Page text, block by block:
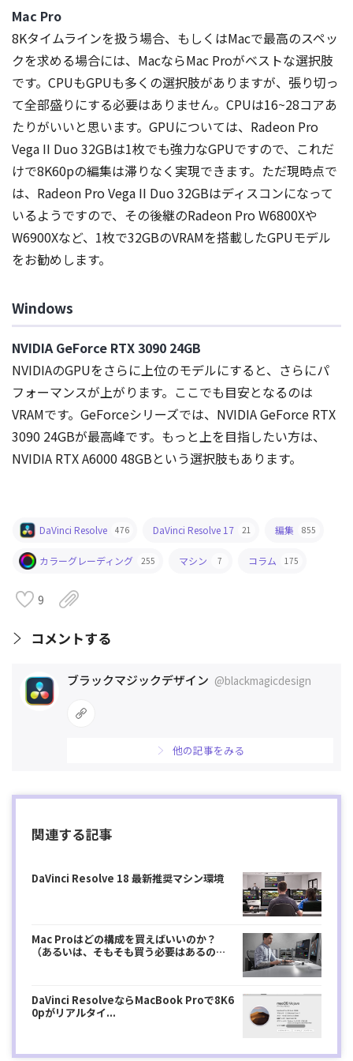
Mac Pro
8Kタイムラインを扱う場合、もしくはMacで最高のスペッ
クを求める場合には、MacならMac Proがベストな選択肢
です。CPUもGPUも多くの選択肢がありますが、張り切っ
て全部盛りにする必要はありません。CPUは16~28コアあ
たりがいいと思います。GPUについては、Radeon Pro
Vega II Duo 32GBは1枚でも強力なGPUですので、これだ
けで8K60pの編集は滞りなく実現できます。ただ現時点で
は、Radeon Pro Vega II Duo 32GBはディスコンになって
いるようですので、その後継のRadeon Pro W6800Xや
W6900Xなど、1枚で32GBのVRAMを搭載したGPUモデル
をお勧めします。
Windows
NVIDIA GeForce RTX 3090 24GB
NVIDIAのGPUをさらに上位のモデルにすると、さらにパ
フォーマンスが上がります。ここでも目安となるのは
VRAMです。GeForceシリーズでは、NVIDIA GeForce RTX
3090 24GBが最高峰です。もっと上を目指したい方は、
NVIDIA RTX A6000 48GBという選択肢もあります。
DaVinci Resolve 476 DaVinci Resolve 17 21 編集 855
カラーグレーディング 255 マシン 7 コラム 175
9
コメントする
ブラックマジックデザイン @blackmagicdesign
他の記事をみる
関連する記事
DaVinci Resolve 18 最新推奨マシン環境
Mac Proはどの構成を買えばいいのか？
（あるいは、そもそも買う必要はあるの
DaVinci ResolveならMacBook Proで8K6
0pがリアルタイ...